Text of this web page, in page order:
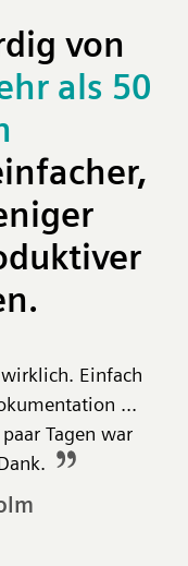
von
als 50
Einfach
...
Tagen war